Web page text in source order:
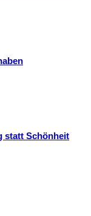
statt Schönheit